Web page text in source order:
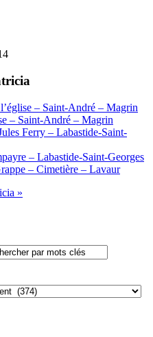
– Saint-André – Magrin
– Saint-André – Magrin
Ferry – Labastide-Saint-
– Labastide-Saint-Georges
– Cimetière – Lavaur
»